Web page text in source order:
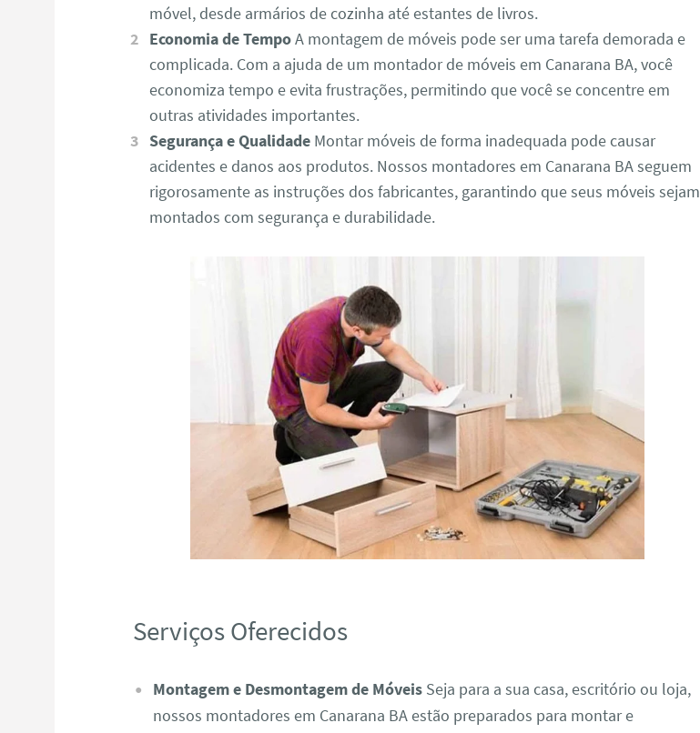
móvel, desde armários de cozinha até estantes de livros.
Economia de TempoA montagem de móveis pode ser uma tarefa demorada e
complicada. Com a ajuda de um montador de móveis em Canarana BA, você
economiza tempo e evita frustrações, permitindo que você se concentre em
outras atividades importantes.
Segurança e QualidadeMontar móveis de forma inadequada pode causar
acidentes e danos aos produtos. Nossos montadores em Canarana BA seguem
rigorosamente as instruções dos fabricantes, garantindo que seus móveis sejam
montados com segurança e durabilidade.
Serviços Oferecidos
Montagem e Desmontagem de MóveisSeja para a sua casa, escritório ou loja,
nossos montadores em Canarana BA estão preparados para montar e